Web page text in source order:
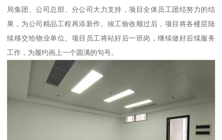
局集团、公司总部、分公司大力支持，项目全体员工团结努力的结
果，为公司精品工程再添新作。竣工验收顺过后，项目将各楼层陆
续移交给物业单位。项目员工将站好后一班岗，继续做好后续服务
工作，为履约画上一个圆满的句号。